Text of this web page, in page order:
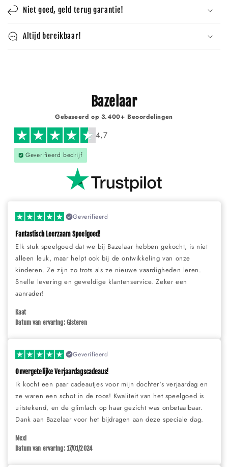
Niet goed, geld terug garantie!
Altijd bereikbaar!
Bazelaar
Gebaseerd op 3.400+ Beoordelingen
4,7
Geverifieerd bedrijf
Geverifieerd
Fantastisch Leerzaam Speelgoed!
Elk stuk speelgoed dat we bij Bazelaar hebben gekocht, is niet
alleen leuk, maar helpt ook bij de ontwikkeling van onze
kinderen. Ze zijn zo trots als ze nieuwe vaardigheden leren.
Snelle levering en geweldige klantenservice. Zeker een
aanrader!
Kaat
Datum van ervaring: Gisteren
Geverifieerd
Onvergetelijke Verjaardagscadeaus!
Ik kocht een paar cadeautjes voor mijn dochter's verjaardag en
ze waren een schot in de roos! Kwaliteit van het speelgoed is
uitstekend, en de glimlach op haar gezicht was onbetaalbaar.
Dank aan Bazelaar voor het bijdragen aan deze speciale dag.
Mexi
Datum van ervaring: 17/01/2024